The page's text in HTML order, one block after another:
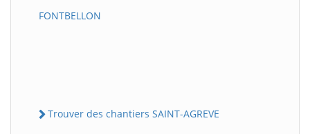
FONTBELLON
Trouver des chantiers SAINT-AGREVE